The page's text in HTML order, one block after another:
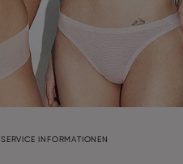
SERVICE INFORMATIONEN